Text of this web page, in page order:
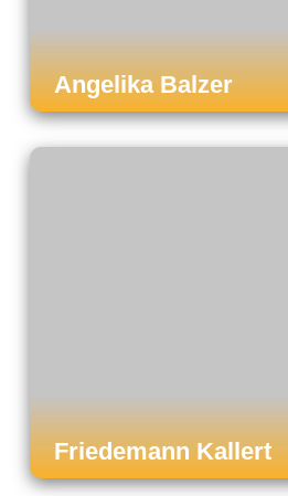
Angelika Balzer
Friedemann Kallert